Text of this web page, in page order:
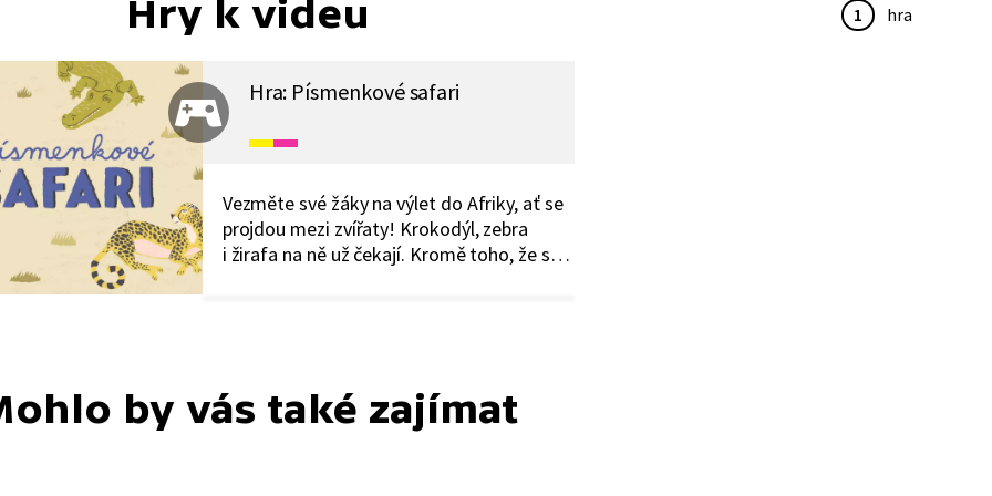
Hry k videu 1 hra
Hra: Písmenkové safari
Vezměte své žáky na výlet do Afriky, ať se
projdou mezi zvířaty! Krokodýl, zebra
i žirafa na ně už čekají. Kromě toho, že se
by vás také zajímat